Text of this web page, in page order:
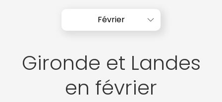
Février
Gironde et Landes
en février